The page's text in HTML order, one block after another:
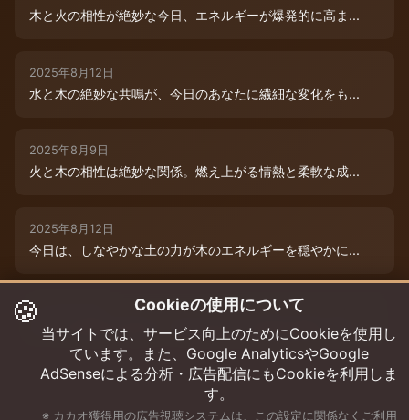
木と火の相性が絶妙な今日、エネルギーが爆発的に高ま...
2025年8月12日
水と木の絶妙な共鳴が、今日のあなたに繊細な変化をも...
2025年8月9日
火と木の相性は絶妙な関係。燃え上がる情熱と柔軟な成...
2025年8月12日
今日は、しなやかな土の力が木のエネルギーを穏やかに...
2025年8月9日
水と木の絶妙な共演が、今日のあなたを特別な輝きで包...
🍪 Cookieの使用について
当サイトでは、サービス向上のためにCookieを使用し
ています。また、Google AnalyticsやGoogle
AdSenseによる分析・広告配信にもCookieを利用しま
す。
※ カカオ獲得用の広告視聴システムは、この設定に関係なくご利用